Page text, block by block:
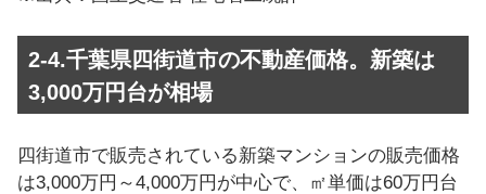
2-4.千葉県四街道市の不動産価格。新築は
3,000万円台が相場
四街道市で販売されている新築マンションの販売価格
は3,000万円～4,000万円が中心で、㎡単価は60万円台